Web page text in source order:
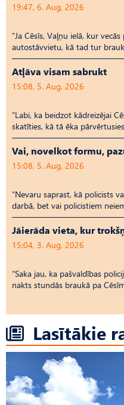
19:47, 6. Aug, 2026
“Ja Cēsīs, Vaļņu ielā, kur
autostāvvietu, kā tad tur
Atļāva visam sabrukt
15:08, 5. Aug, 2026
“Labi, ka beidzot kādreizējai
skatīties, kā tā ēka
Vai, novelkot formu,
15:08, 5. Aug, 2026
“Nevaru saprast, kā policists
darbā, bet vai policistiem
Jāierāda vieta, kur
15:04, 3. Aug, 2026
“Saka jau, ka pašvaldības
nakts stundās braukā pa
Lasītākie